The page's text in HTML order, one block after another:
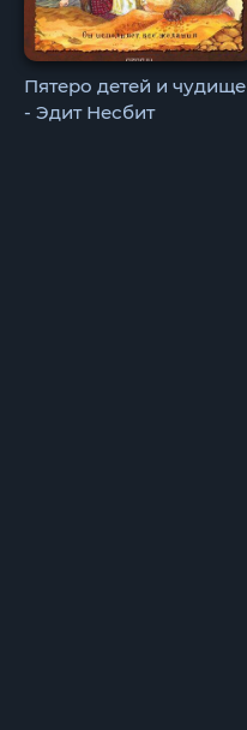
Пятеро детей и чудище
- Эдит Несбит